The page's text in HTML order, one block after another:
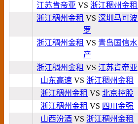
江苏肯帝亚 VS 浙江稠州金租
浙江稠州金租 VS深圳马可波
罗
浙江稠州金租 VS 青岛国信水
产
浙江稠州金租 VS 江苏肯帝亚
山东高速 VS 浙江稠州金租
浙江稠州金租 VS北京控股
浙江稠州金租 VS 四川金强
山西汾酒 VS 浙江稠州金租